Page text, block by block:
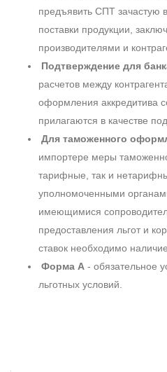
предъявить СПТ зачастую
поставки продукции,
производителями и
Подтверждение для
расчетов между
оформления аккредитива
прилагаются в качестве
Для таможенного
импортере меры
тарифные, так и
уполномоченными
имеющимися
предоставления льгот и
ставок необходимо
Форма А - обязательное
льготных условий.